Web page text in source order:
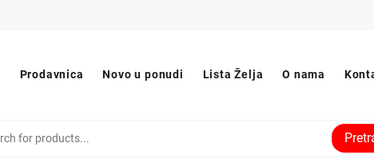
Prodavnica Novo u ponudi Lista Želja O nama